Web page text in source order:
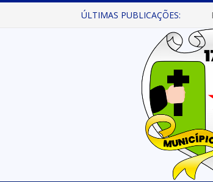
ÚLTIMAS PUBLICAÇÕES: